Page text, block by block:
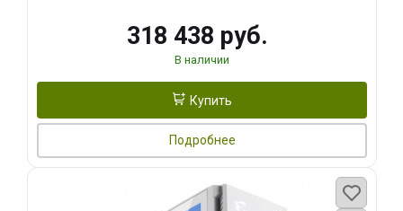
318 438 руб.
В наличии
Купить
Подробнее